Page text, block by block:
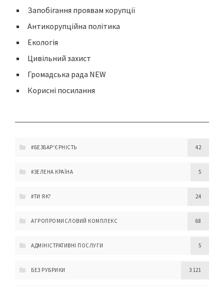
Запобігання проявам корупції
Антикорупційна політика
Екологія
Цивільний захист
Громадська рада NEW
Корисні посилання
#БЕЗБАР'ЄРНІСТЬ 42
#ЗЕЛЕНА КРАЇНА 5
#ТИ ЯК? 24
АГРОПРОМИСЛОВИЙ КОМПЛЕКС 68
АДМІНІСТРАТИВНІ ПОСЛУГИ 5
БЕЗ РУБРИКИ 3 121